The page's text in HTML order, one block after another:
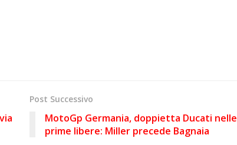
Post Successivo
MotoGp Germania, doppietta Ducati nelle
prime libere: Miller precede Bagnaia